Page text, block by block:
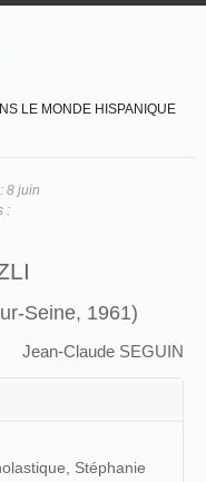
LE MONDE HISPANIQUE
8 juin
:
Seine, 1961)
Jean-Claude SEGUIN
Stéphanie